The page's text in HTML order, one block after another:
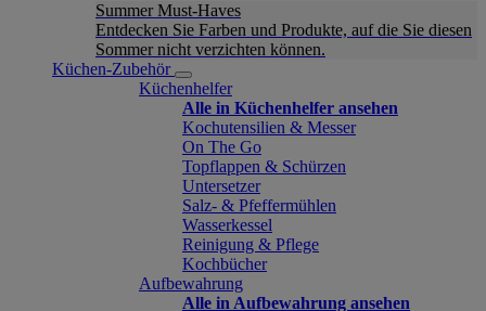
Summer Must-Haves
Entdecken Sie Farben und Produkte, auf die Sie diesen
Sommer nicht verzichten können.
Küchen-Zubehör
Küchenhelfer
Alle in Küchenhelfer ansehen
Kochutensilien & Messer
On The Go
Topflappen & Schürzen
Untersetzer
Salz- & Pfeffermühlen
Wasserkessel
Reinigung & Pflege
Kochbücher
Aufbewahrung
Alle in Aufbewahrung ansehen